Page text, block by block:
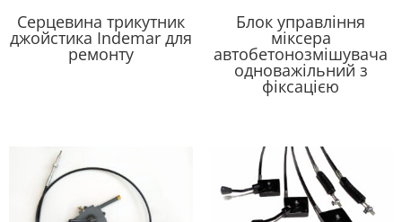
Серцевина трикутник
джойстика Indemar для
ремонту
Блок управління
міксера
автобетонозмішувача
одноважільний з
фіксацією